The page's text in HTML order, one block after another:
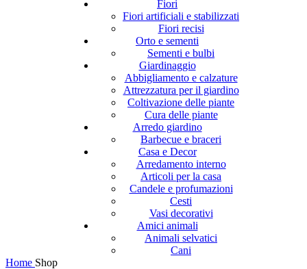
Fiori
Fiori artificiali e stabilizzati
Fiori recisi
Orto e sementi
Sementi e bulbi
Giardinaggio
Abbigliamento e calzature
Attrezzatura per il giardino
Coltivazione delle piante
Cura delle piante
Arredo giardino
Barbecue e braceri
Casa e Decor
Arredamento interno
Articoli per la casa
Candele e profumazioni
Cesti
Vasi decorativi
Amici animali
Animali selvatici
Cani
Home Shop